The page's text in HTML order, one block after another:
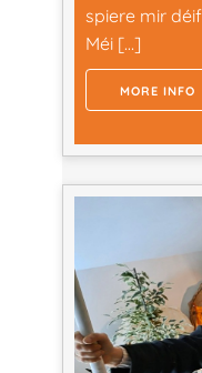
spiere mir
Méi […]
MORE INFO